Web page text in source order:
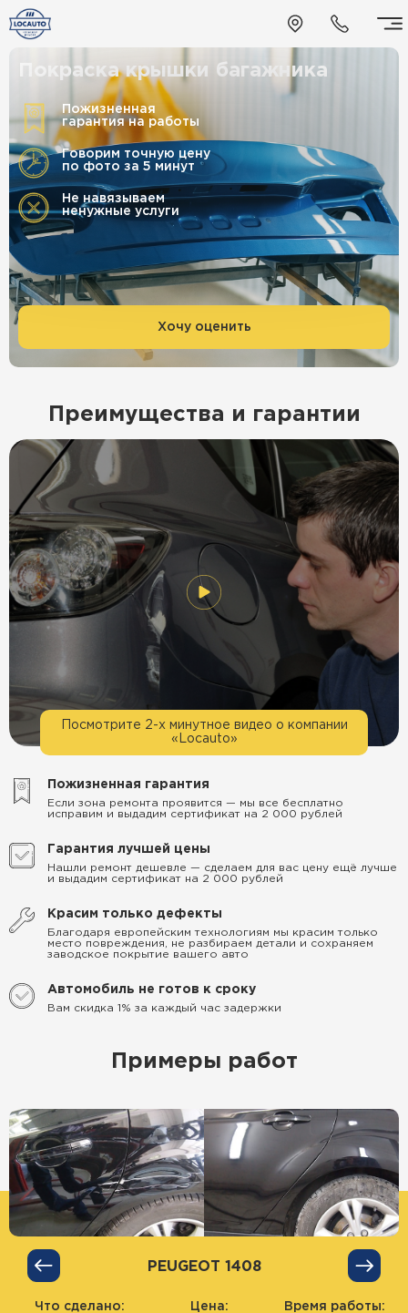
Покраска крышки багажника
Пожизненная
гарантия на работы
Говорим точную цену
по фото за 5 минут
Не навязываем
ненужные услуги
Хочу оценить
Преимущества и гарантии
Посмотрите 2-х минутное видео о компании
«Locauto»
Пожизненная гарантия
Если зона ремонта проявится — мы все бесплатно
исправим и выдадим сертификат на 2 000 рублей
Гарантия лучшей цены
Нашли ремонт дешевле — сделаем для вас цену ещё лучше
и выдадим сертификат на 2 000 рублей
Красим только дефекты
Благодаря европейским технологиям мы красим только
место повреждения, не разбираем детали и сохраняем
заводское покрытие вашего авто
Автомобиль не готов к сроку
Вам скидка 1% за каждый час задержки
Примеры работ
PEUGEOT 1408
Что сделано:
Цена:
Время работы: